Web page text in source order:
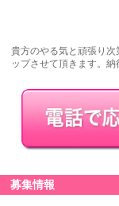
貴方のやる気と頑張り
ップさせて頂きます。
募集情報